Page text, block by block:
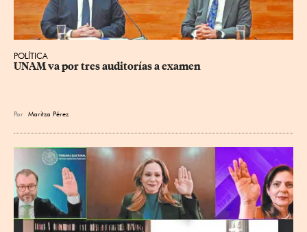
POLÍTICA
UNAM va por tres auditorías a examen
Por Maritza Pérez